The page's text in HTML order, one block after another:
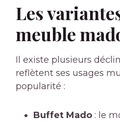
Les
meuble
Il existe plusieurs
reflètent ses usages
popularité :
Buffet Mado : le